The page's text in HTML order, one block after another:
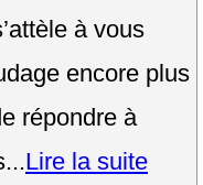
à vous
encore plus
répondre à
Lire la suite